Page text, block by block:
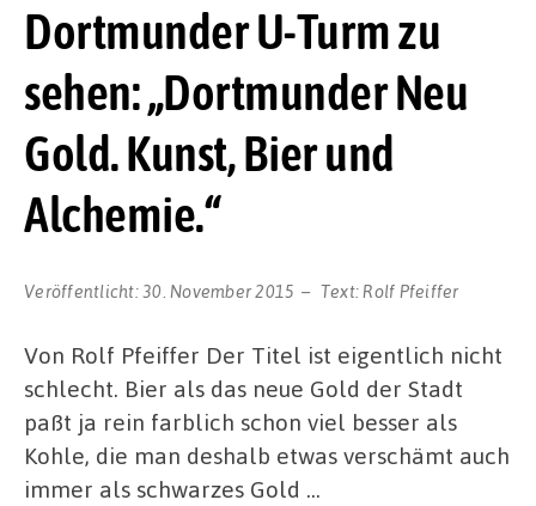
Dortmunder U-Turm zu
sehen: „Dortmunder Neu
Gold. Kunst, Bier und
Alchemie.“
Veröffentlicht:30. November 2015 Text:Rolf Pfeiffer
Von Rolf Pfeiffer Der Titel ist eigentlich nicht
schlecht. Bier als das neue Gold der Stadt
paßt ja rein farblich schon viel besser als
Kohle, die man deshalb etwas verschämt auch
immer als schwarzes Gold …